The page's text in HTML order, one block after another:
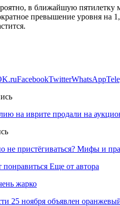
в ближайшую
превышение уровня на
FacebookTwitterWhatsApp
на иврите продали на
не пристёгиваться? Мифы и
Еще от автора
жарко
25 ноября объявлен